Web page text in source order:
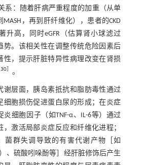
系：随着肝病严重程度的加重（从单
，再到肝纤维化），患者的CKD
升高，同时eGFR（估算肾小球滤过
势。该相关性在调整传统危险因素后
性，提示肝脏特异性病理改变在肾损
30］ 。
谢层面，胰岛素抵抗和脂肪毒性通过
细胞损伤促进蛋白尿的形成；在炎症
细胞因子（如TNF-α、IL-6等）通过
激活局部炎症反应和纤维化进程；
菌群失调导致的有害代谢产物［如
、硫酸吲哚酚等］经肝脏修饰后产生